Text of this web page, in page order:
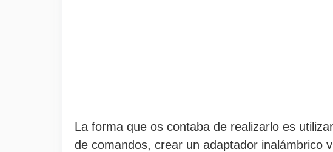
La forma que os contaba de realizarlo es
de comandos, crear un adaptador inalámbrico